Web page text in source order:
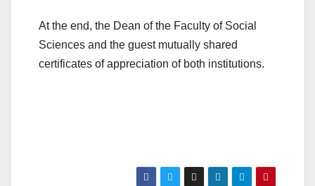
At the end, the Dean of the Faculty of Social
Sciences and the guest mutually shared
certificates of appreciation of both institutions.